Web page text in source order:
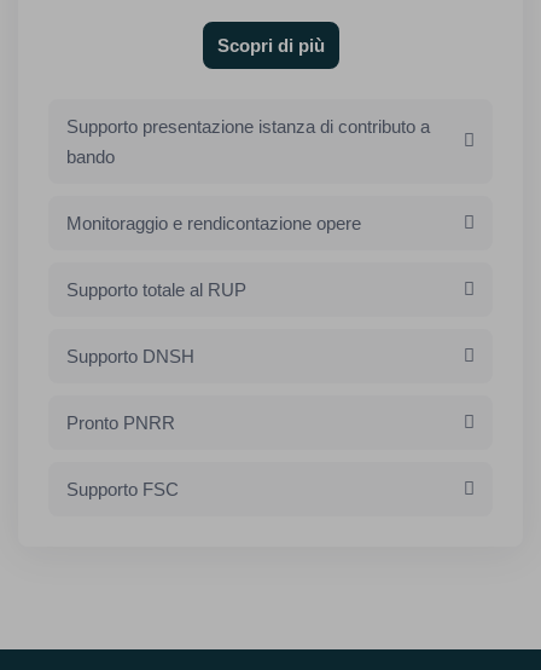
Scopri di più
Supporto presentazione istanza di contributo a
bando
Monitoraggio e rendicontazione opere
Supporto totale al RUP
Supporto DNSH
Pronto PNRR
Supporto FSC